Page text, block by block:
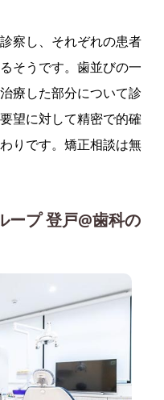
察し、それぞれの患者
そうです。歯並びの一
療した部分について診
望に対して精密で的確
りです。矯正相談は無
ープ 登戸@歯科の